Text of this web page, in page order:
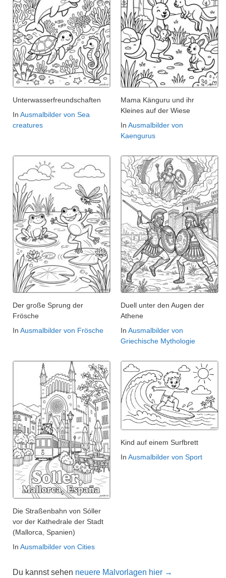
Unterwasserfreundschaften
In Ausmalbilder von Sea
creatures
Mama Känguru und ihr
Kleines auf der Wiese
In Ausmalbilder von
Kaengurus
Der große Sprung der
Frösche
In Ausmalbilder von Frösche
Duell unter den Augen der
Athene
In Ausmalbilder von
Griechische Mythologie
Die Straßenbahn von Sóller
vor der Kathedrale der Stadt
(Mallorca, Spanien)
In Ausmalbilder von Cities
Kind auf einem Surfbrett
In Ausmalbilder von Sport
Du kannst sehen neuere Malvorlagen hier →